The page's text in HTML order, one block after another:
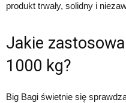
produkt trwały, solidny i
Jakie
1000 kg?
Big Bagi świetnie się